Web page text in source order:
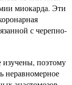
миокарда. Эти
с черепно-
изучены, поэтому
неравномерное